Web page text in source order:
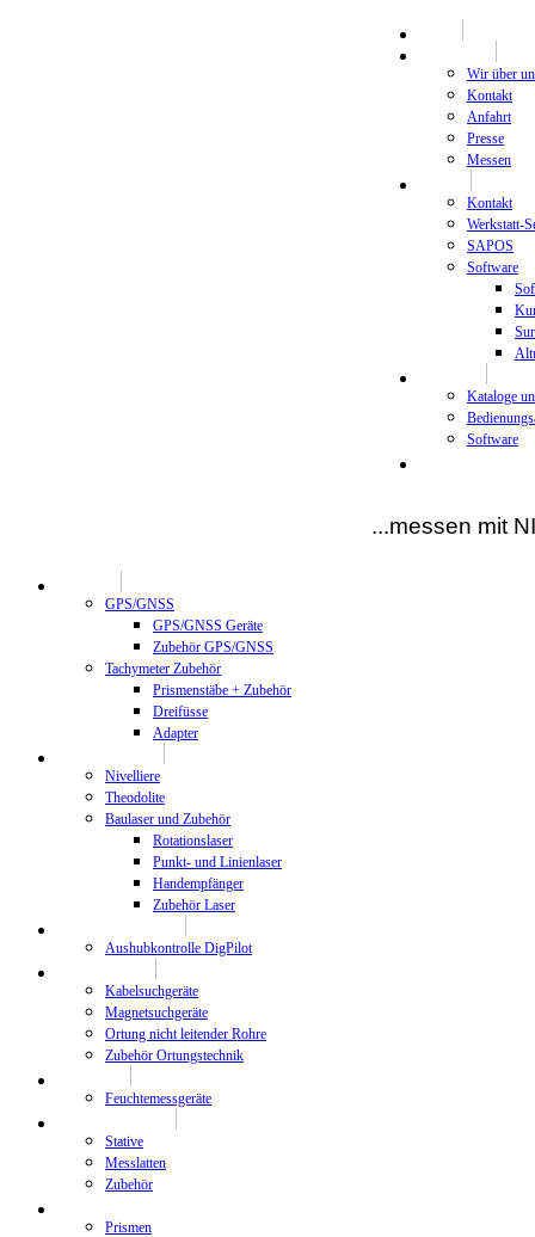
Wir über
Kontakt
Anfahrt
Presse
Messen
Kontakt
Werkstatt-
SAPOS
Software
Kataloge
Software
...messen mit
GPS/GNSS
GPS/GNSS Geräte
Zubehör GPS/GNSS
Tachymeter Zubehör
Prismenstäbe + Zubehör
Dreifüsse
Adapter
Nivelliere
Theodolite
Baulaser und Zubehör
Rotationslaser
Punkt- und Linienlaser
Handempfänger
Zubehör Laser
Aushubkontrolle DigPilot
Kabelsuchgeräte
Magnetsuchgeräte
Ortung nicht leitender Rohre
Zubehör Ortungstechnik
Feuchtemessgeräte
Stative
Messlatten
Zubehör
Prismen